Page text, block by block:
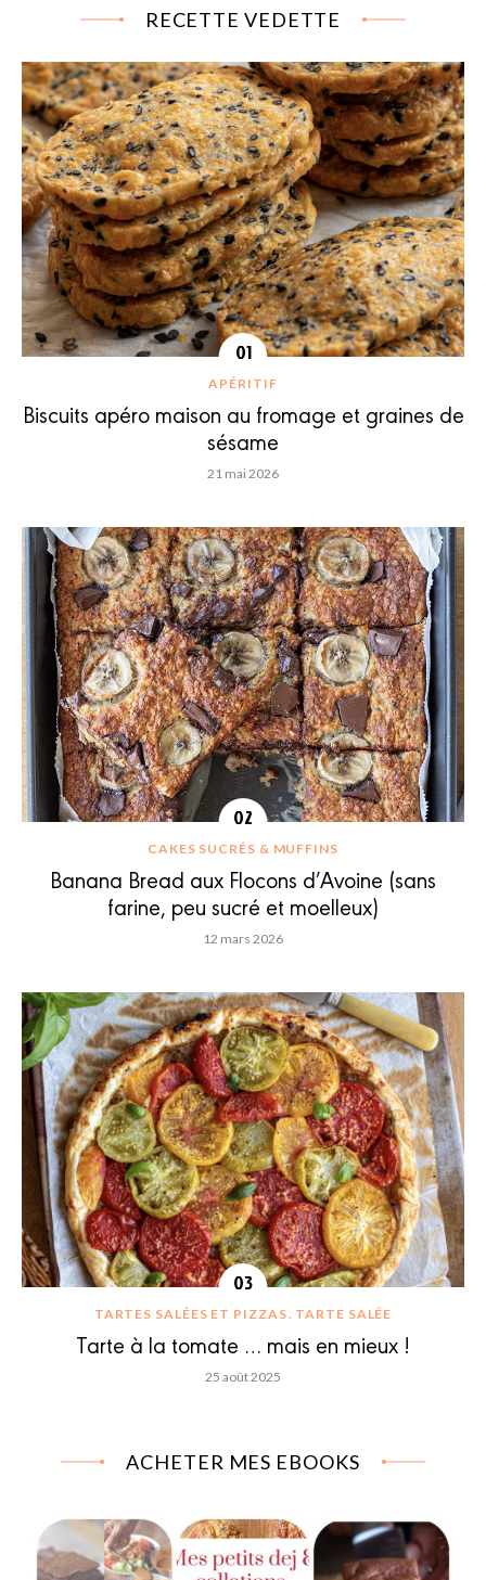
RECETTE VEDETTE
APÉRITIF
Biscuits apéro maison au fromage et graines de
sésame
21 mai 2026
CAKES SUCRÉS & MUFFINS
Banana Bread aux Flocons d’Avoine (sans
farine, peu sucré et moelleux)
12 mars 2026
TARTES SALÉES ET PIZZAS TARTE SALÉE
Tarte à la tomate … mais en mieux !
25 août 2025
ACHETER MES EBOOKS